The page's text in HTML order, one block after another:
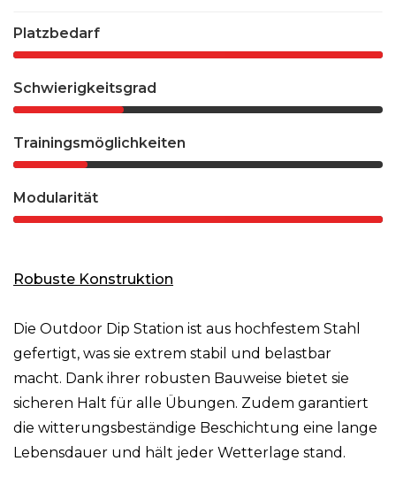
Platzbedarf
Schwierigkeitsgrad
Trainingsmöglichkeiten
Modularität
Robuste Konstruktion
Die Outdoor Dip Station ist aus hochfestem Stahl
gefertigt, was sie extrem stabil und belastbar
macht. Dank ihrer robusten Bauweise bietet sie
sicheren Halt für alle Übungen. Zudem garantiert
die witterungsbeständige Beschichtung eine lange
Lebensdauer und hält jeder Wetterlage stand.